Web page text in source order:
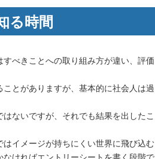
る時間
べきことへの取り組み方が違い、評価
とがありますが、基本的に社会人は過
ないですが、それでも結果を出したこ
イメージが持ちにくい世界に飛び込む
ければエントリーシートを書く段階で